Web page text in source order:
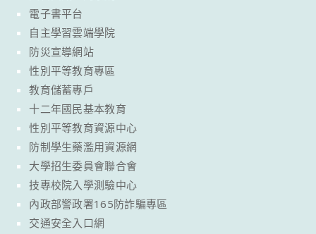
電子書平台
自主學習雲端學院
防災宣導網站
性別平等教育專區
教育儲蓄專戶
十二年國民基本教育
性別平等教育資源中心
防制學生藥濫用資源網
大學招生委員會聯合會
技專校院入學測驗中心
內政部警政署165防詐騙專區
交通安全入口網